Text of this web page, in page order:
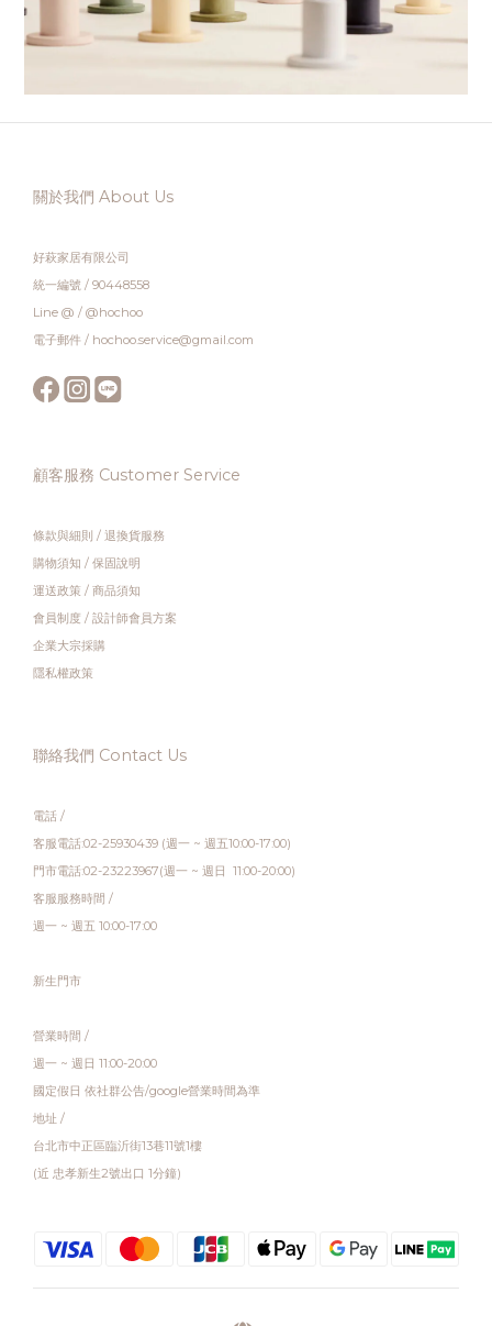
關於我們 About Us
好萩家居有限公司
統一編號 / 90448558
Line @ / @hochoo
電子郵件 / hochoo.service@gmail.com
顧客服務 Customer Service
條款與細則 / 退換貨服務
購物須知 / 保固說明
運送政策 / 商品須知
會員制度 / 設計師會員方案
企業大宗採購
隱私權政策
聯絡我們 Contact Us
電話 /
客服電話:02-25930439 (週一 ~ 週五10:00-17:00)
門市電話:02-23223967(週一 ~ 週日 11:00-20:00)
客服服務時間 /
週一 ~ 週五 10:00-17:00
新生門市
營業時間 /
週一 ~ 週日 11:00-20:00
國定假日 依社群公告/google營業時間為準
地址 /
台北市中正區臨沂街13巷11號1樓
(近 忠孝新生2號出口 1分鐘)